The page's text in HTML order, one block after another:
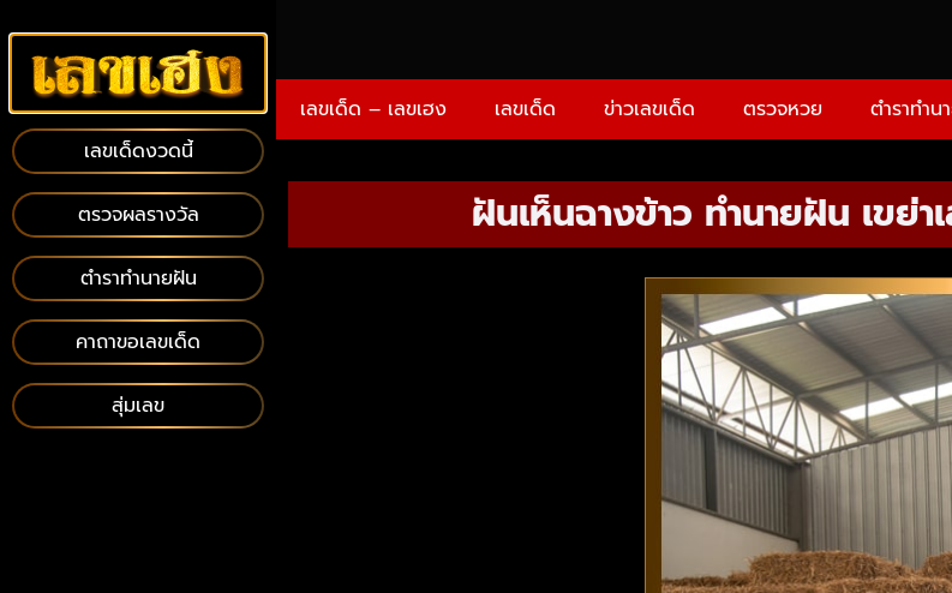
เลขเด็ด – เลขเฮง เลขเด็ด ข่าวเลขเด็ด ตรวจหวย ตำราทำน
ฝันเห็นฉางข้าว ทำนายฝัน เขย่
เลขเด็ดงวดนี้
ตรวจผลรางวัล
ตำราทำนายฝัน
คาถาขอเลขเด็ด
สุ่มเลข